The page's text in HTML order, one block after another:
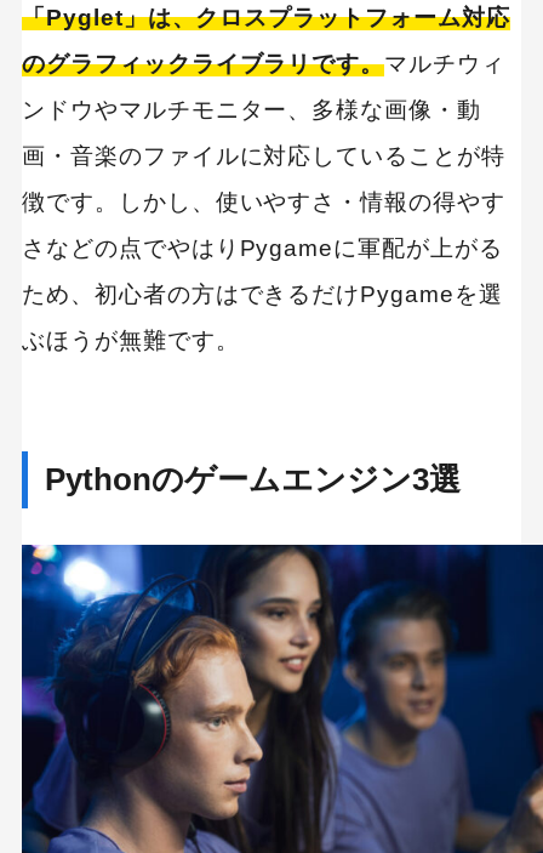
「Pyglet」は、クロスプラットフォーム対応
のグラフィックライブラリです。マルチウィ
ンドウやマルチモニター、多様な画像・動
画・音楽のファイルに対応していることが特
徴です。しかし、使いやすさ・情報の得やす
さなどの点でやはりPygameに軍配が上がる
ため、初心者の方はできるだけPygameを選
ぶほうが無難です。
Pythonのゲームエンジン3選